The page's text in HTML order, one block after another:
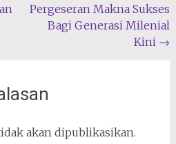
Pergeseran Makna Sukses
Bagi Generasi Milenial
Kini →
akan dipublikasikan.